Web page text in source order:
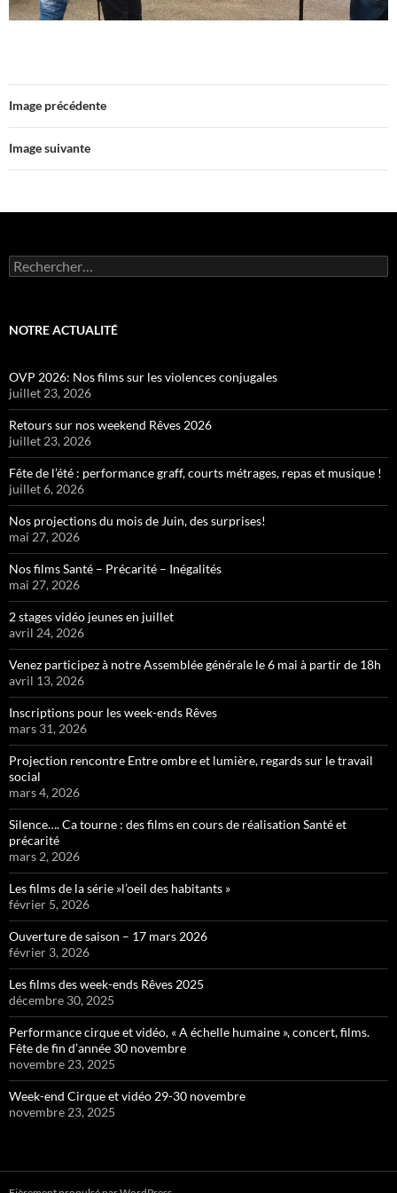
Image précédente
Image suivante
Rechercher :
NOTRE ACTUALITÉ
OVP 2026: Nos films sur les violences conjugales
juillet 23, 2026
Retours sur nos weekend Rêves 2026
juillet 23, 2026
Fête de l’été : performance graff, courts métrages, repas et musique !
juillet 6, 2026
Nos projections du mois de Juin, des surprises!
mai 27, 2026
Nos films Santé – Précarité – Inégalités
mai 27, 2026
2 stages vidéo jeunes en juillet
avril 24, 2026
Venez participez à notre Assemblée générale le 6 mai à partir de 18h
avril 13, 2026
Inscriptions pour les week-ends Rêves
mars 31, 2026
Projection rencontre Entre ombre et lumière, regards sur le travail
social
mars 4, 2026
Silence…. Ca tourne : des films en cours de réalisation Santé et
précarité
mars 2, 2026
Les films de la série »l’oeil des habitants »
février 5, 2026
Ouverture de saison – 17 mars 2026
février 3, 2026
Les films des week-ends Rêves 2025
décembre 30, 2025
Performance cirque et vidéo, « A échelle humaine », concert, films.
Fête de fin d’année 30 novembre
novembre 23, 2025
Week-end Cirque et vidéo 29-30 novembre
novembre 23, 2025